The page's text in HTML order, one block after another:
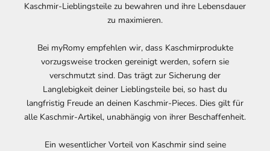
Kaschmir-Lieblingsteile zu bewahren und ihre Lebensdauer
zu maximieren.
Bei myRomy empfehlen wir, dass Kaschmirprodukte
vorzugsweise trocken gereinigt werden, sofern sie
verschmutzt sind. Das trägt zur Sicherung der
Langlebigkeit deiner Lieblingsteile bei, so hast du
langfristig Freude an deinen Kaschmir-Pieces. Dies gilt für
alle Kaschmir-Artikel, unabhängig von ihrer Beschaffenheit.
Ein wesentlicher Vorteil von Kaschmir sind seine